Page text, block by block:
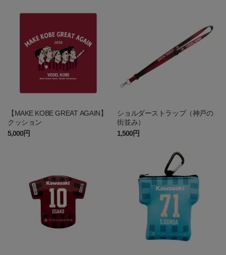
【MAKE KOBE GREAT AGAIN】
クッション
5,000円
ショルダーストラップ（神戸の
街並み）
1,500円